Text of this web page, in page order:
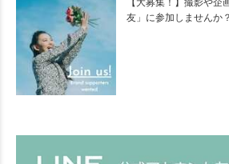
【大募集！】撮影や企
友」に参加しませんか？